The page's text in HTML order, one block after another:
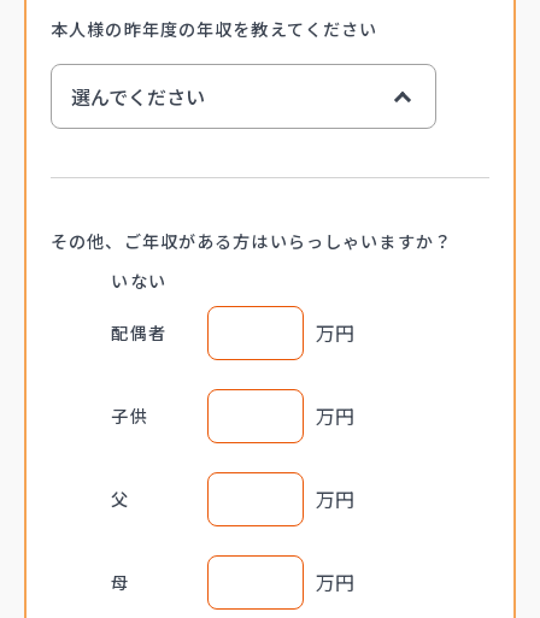
本人様の昨年度の年収を教えてください
選んでください
400万円〜
500万円〜
600万円〜
800万円〜
1,000万円〜
その他、ご年収がある方はいらっしゃいますか？
いない
配偶者 万円
子供 万円
父 万円
母 万円